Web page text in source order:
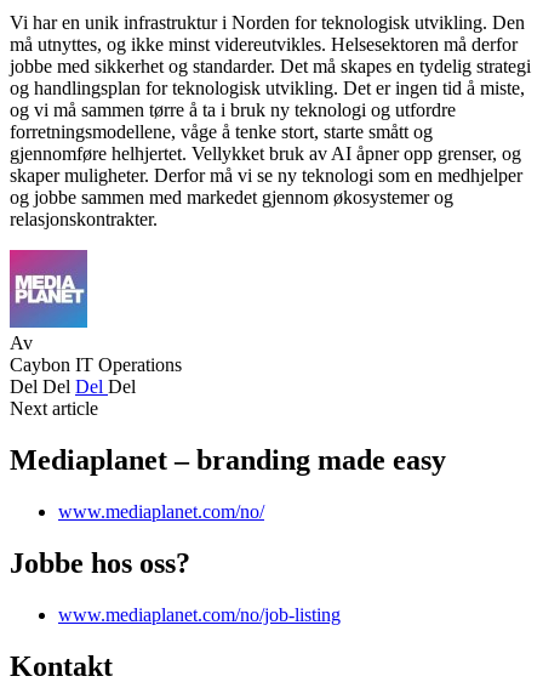
Vi har en unik infrastruktur i Norden for teknologisk utvikling. Den
må utnyttes, og ikke minst videreutvikles. Helsesektoren må derfor
jobbe med sikkerhet og standarder. Det må skapes en tydelig strategi
og handlingsplan for teknologisk utvikling. Det er ingen tid å miste,
og vi må sammen tørre å ta i bruk ny teknologi og utfordre
forretningsmodellene, våge å tenke stort, starte smått og
gjennomføre helhjertet. Vellykket bruk av AI åpner opp grenser, og
skaper muligheter. Derfor må vi se ny teknologi som en medhjelper
og jobbe sammen med markedet gjennom økosystemer og
relasjonskontrakter.
Av
Caybon IT Operations
Del Del Del Del
Next article
Mediaplanet – branding made easy
www.mediaplanet.com/no/
Jobbe hos oss?
www.mediaplanet.com/no/job-listing
Kontakt